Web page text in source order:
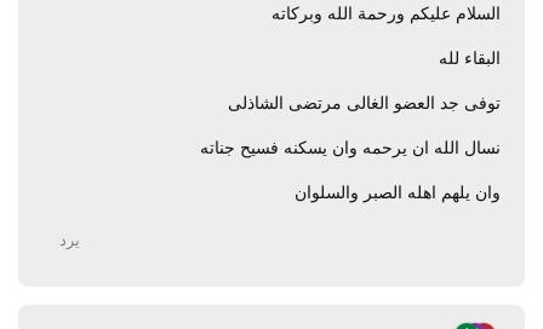
السلام عليكم ورحمة الله وبركاته
البقاء لله
توفى جد العضو الغالى مرتضى الشاذلى
نسال الله ان يرحمه وان يسكنه فسيح جناته
وان يلهم اهله الصبر والسلوان
يرد